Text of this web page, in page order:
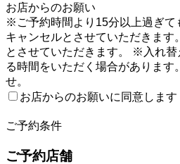
お店からのお願い
※ご予約時間より15分以上過ぎて
キャンセルとさせていただきま
とさせていただきます。 ※入れ
る時間をいただく場合があります
せ。
お店からのお願いに同意します
ご予約条件
ご予約店舗